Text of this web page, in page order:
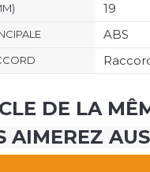
19
ABS
DE LA
AIMEREZ